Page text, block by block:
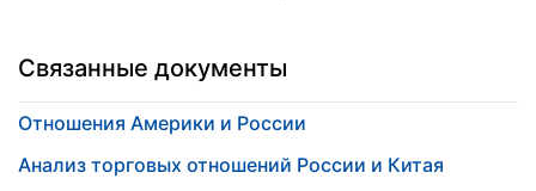
Связанные документы
Отношения Америки и России
Анализ торговых отношений России и Китая